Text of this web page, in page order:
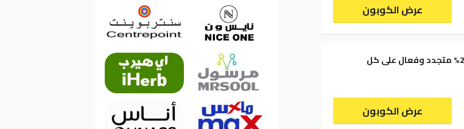
عرض الكوبون
كود خصم سنتربوينت اروى يصل 20% متجدد وفعال على كل
عرض الكوبون